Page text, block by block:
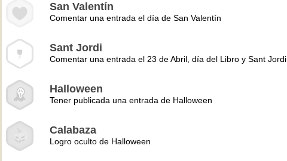
San Valentín
Comentar una entrada el día de San Valentín
Sant Jordi
Comentar una entrada el 23 de Abril, día del Libro y Sant Jordi
Halloween
Tener publicada una entrada de Halloween
Calabaza
Logro oculto de Halloween